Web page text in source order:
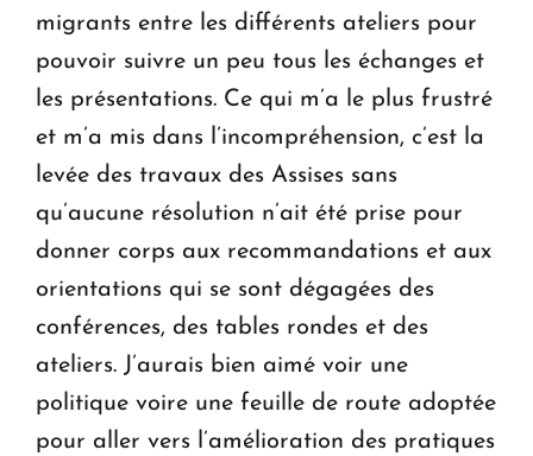
migrants entre les différents ateliers pour
pouvoir suivre un peu tous les échanges et
les présentations. Ce qui m’a le plus frustré
et m’a mis dans l’incompréhension, c’est la
levée des travaux des Assises sans
qu’aucune résolution n’ait été prise pour
donner corps aux recommandations et aux
orientations qui se sont dégagées des
conférences, des tables rondes et des
ateliers. J’aurais bien aimé voir une
politique voire une feuille de route adoptée
pour aller vers l’amélioration des pratiques